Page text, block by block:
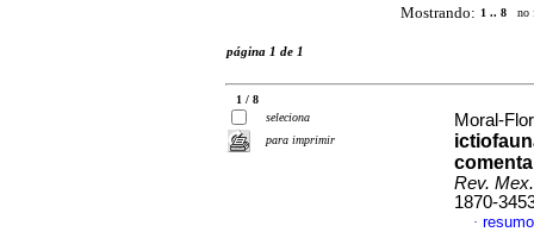
Mostrando: 1 .. 8 no
página 1 de 1
1 / 8
seleciona
para imprimir
Moral-
Rev.
1870-
·